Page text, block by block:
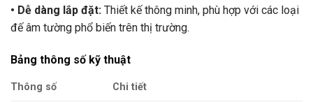
• Dễ dàng lắp đặt: Thiết kế thông minh, phù hợp với các loại
đế âm tường phổ biến trên thị trường.
Bảng thông số kỹ thuật
Thông số Chi tiết